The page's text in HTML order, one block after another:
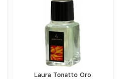
Laura Tonatto Oro